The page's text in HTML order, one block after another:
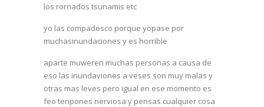
los rornados tsunamis etc
yo las compadesco porque yopase por
muchasinundaciones y es horrible
aparte muweren muchas personas a causa de
eso las inundaviones a veses son muy malas y
otras mas leves pero igual en ese momento es
feo tenpones nerviosa y pensas cualquier cosa